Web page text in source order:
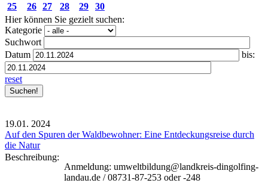
25
26 27 28 29
30
Hier können Sie gezielt suchen:
Kategorie
Suchwort
Datum
bis:
reset
19.01. 2024
Auf den Spuren der Waldbewohner: Eine Entdeckungsreise durch
die Natur
Beschreibung:
Anmeldung: umweltbildung@landkreis-dingolfing-
landau.de / 08731-87-253 oder -248